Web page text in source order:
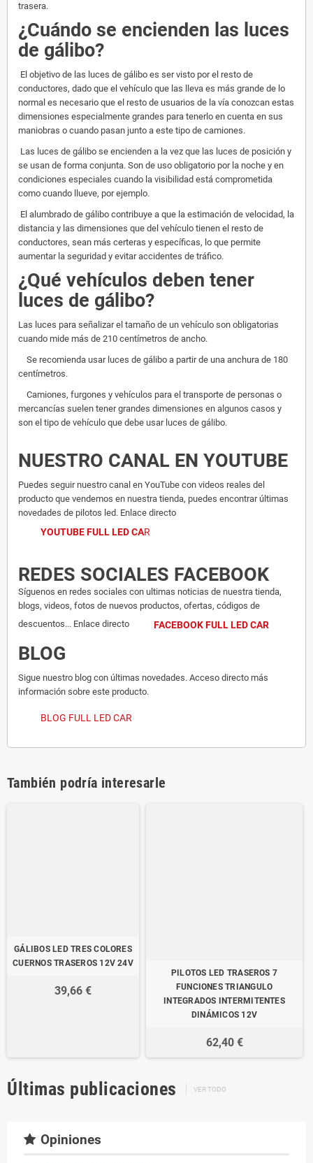
trasera.
¿Cuándo se encienden las luces
de gálibo?
El objetivo de las luces de gálibo es ser visto por el resto de
conductores, dado que el vehículo que las lleva es más grande de lo
normal es necesario que el resto de usuarios de la vía conozcan estas
dimensiones especialmente grandes para tenerlo en cuenta en sus
maniobras o cuando pasan junto a este tipo de camiones.
Las luces de gálibo se encienden a la vez que las luces de posición y
se usan de forma conjunta. Son de uso obligatorio por la noche y en
condiciones especiales cuando la visibilidad está comprometida
como cuando llueve, por ejemplo.
El alumbrado de gálibo contribuye a que la estimación de velocidad, la
distancia y las dimensiones que del vehículo tienen el resto de
conductores, sean más certeras y específicas, lo que permite
aumentar la seguridad y evitar accidentes de tráfico.
¿Qué vehículos deben tener
luces de gálibo?
Las luces para señalizar el tamaño de un vehículo son obligatorias
cuando mide más de 210 centímetros de ancho.
Se recomienda usar luces de gálibo a partir de una anchura de 180
centímetros.
Camiones, furgones y vehículos para el transporte de personas o
mercancías suelen tener grandes dimensiones en algunos casos y
son el tipo de vehículo que debe usar luces de gálibo.
NUESTRO CANAL EN YOUTUBE
Puedes seguir nuestro canal en YouTube con videos reales del
producto que vendemos en nuestra tienda, puedes encontrar últimas
novedades de pilotos led. Enlace directo
YOUTUBE FULL LED CAR
REDES SOCIALES FACEBOOK
Síguenos en redes sociales con ultimas noticias de nuestra tienda,
blogs, videos, fotos de nuevos productos, ofertas, códigos de
descuentos... Enlace directo
FACEBOOK FULL LED CAR
BLOG
Sigue nuestro blog con últimas novedades. Acceso directo más
información sobre este producto.
BLOG FULL LED CAR
También podría interesarle
GÁLIBOS LED TRES COLORES
CUERNOS TRASEROS 12V 24V
39,66 €
PILOTOS LED TRASEROS 7
FUNCIONES TRIANGULO
INTEGRADOS INTERMITENTES
DINÁMICOS 12V
62,40 €
Últimas publicaciones VER TODO
Opiniones